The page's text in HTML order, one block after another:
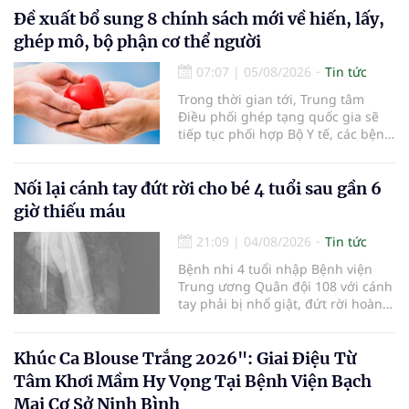
nhận 32.286.360 người, chiếm gần
30% dân số cả nước đã được khám
sức khỏe định kỳ năm nay.
Đề xuất bổ sung 8 chính sách mới về hiến, lấy,
ghép mô, bộ phận cơ thể người
07:07 | 05/08/2026
Tin tức
Trong thời gian tới, Trung tâm
Điều phối ghép tạng quốc gia sẽ
tiếp tục phối hợp Bộ Y tế, các bệnh
cường truyền thông, hoàn thiện
quy trình chuyên môn và hệ thống
hiến và ghép mô tạng.
Nối lại cánh tay đứt rời cho bé 4 tuổi sau gần 6
giờ thiếu máu
21:09 | 04/08/2026
Tin tức
Bệnh nhi 4 tuổi nhập Bệnh viện
Trung ương Quân đội 108 với cánh
tay phải bị nhổ giật, đứt rời hoàn
thương nặng và thời gian thiếu
máu kéo dài, các bác sĩ đã tái lập
tuần hoàn thành công sau ca vi
Khúc Ca Blouse Trắng 2026": Giai Điệu Từ
Tâm Khơi Mầm Hy Vọng Tại Bệnh Viện Bạch
Mai Cơ Sở Ninh Bình